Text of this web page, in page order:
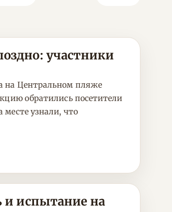
участники
на Центральном пляже
обратились посетители
узнали, что
и испытание на